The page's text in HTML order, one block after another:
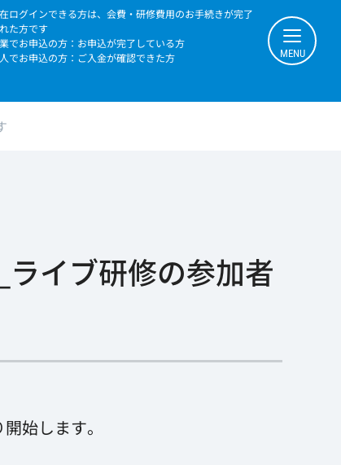
ログインできる方は、会費・研修費用のお手続きが完了
た方です
でお申込の方：お申込が完了している方
でお申込の方：ご入金が確認できた方
MENU
イブ研修の参加者
始します。